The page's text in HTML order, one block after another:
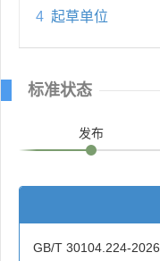
4 起草单位
标准状态
发布
GB/T 30104.224-2026